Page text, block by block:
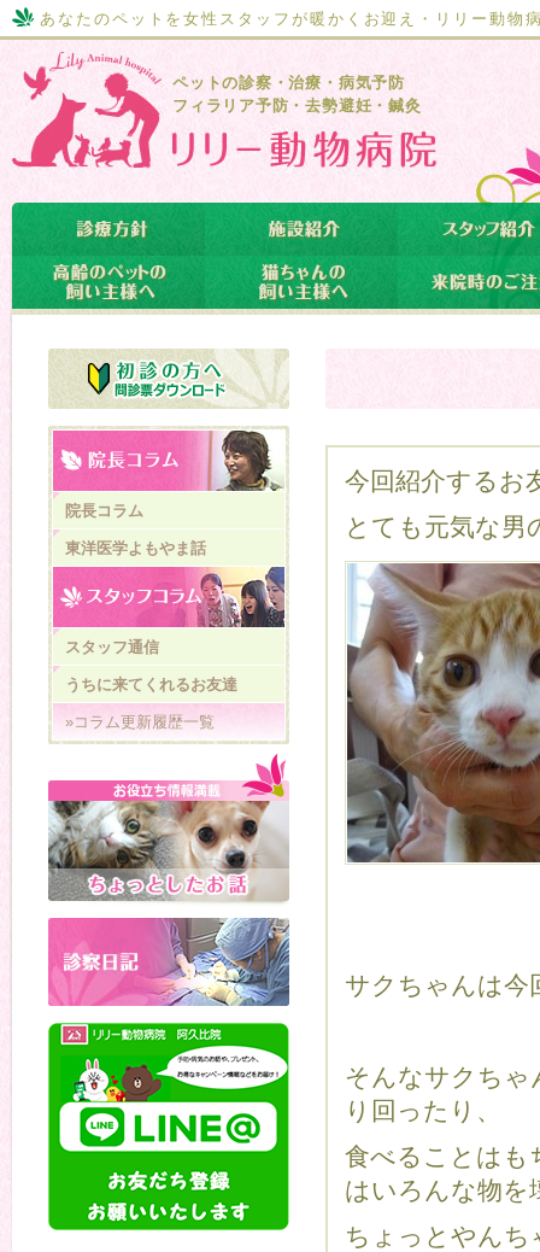
あなたのペットを女性スタッフが暖かくお迎え・リリー動物
ペットの診察・治療・病気予防
フィラリア予防・去勢避妊・鍼灸
今回紹介するお
とても元気な男
サクちゃんは今
そんなサクちゃ
り回ったり、
食べることはも
はいろんな物を
ちょっとやん
院長コラム
東洋医学よもやま話
スタッフ通信
うちに来てくれるお友達
»コラム更新履歴一覧